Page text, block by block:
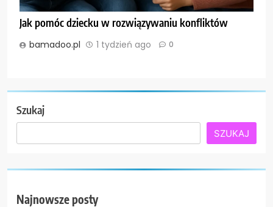
Jak pomóc dziecku w rozwiązywaniu konfliktów
bamadoo.pl 1 tydzień ago 0
Szukaj
SZUKAJ
Najnowsze posty